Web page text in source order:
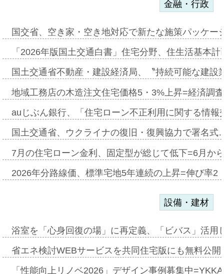
金融・行政
国交省、空き家・空き地対応で新たな施策パッケ
「2026年版国土交通白書」住宅分野、住生活基本
国土交通省不動産・建設経済局、〝持続可能な建
地域工務店の木造注文住宅価格5・3%上昇=経済調
auじぶん銀行、「住宅ローン不正利用に関する情
国土交通省、ウクライナの復旧・復興協力で署名
7月の住宅ローン金利、固定型が総じて低下=6月か
2026年分路線価、標準宅地5年連続の上昇=伸び率
設備・建材
浴室を「心身回復の場」に再定義、「ビバス」活
省エネ検討WEBサービスを共同住宅版にも無料公
「性能向上リノベ2026」デザイン事例募集中